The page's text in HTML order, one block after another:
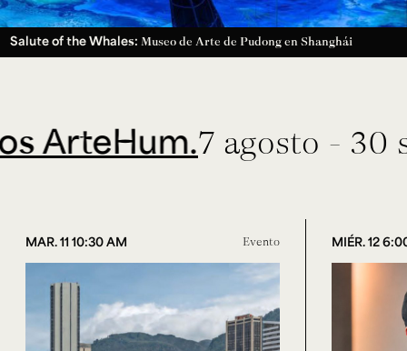
Salute of the Whales: Museo de Arte de Pudong en Shanghái
7 agosto - 30
MAR. 11 10:30 AM Evento MIÉR. 12